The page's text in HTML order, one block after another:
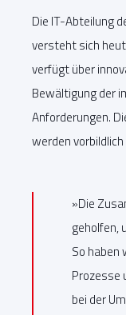
Die IT-Abteilung
versteht sich
verfügt über
Bewältigung der
Anforderungen.
werden
»Die
geholfen,
So haben
Prozesse
bei der